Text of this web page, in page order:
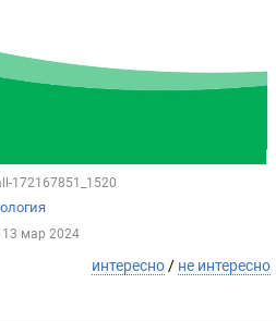
172167851_1520
13 мар 2024
интересно / не интересно